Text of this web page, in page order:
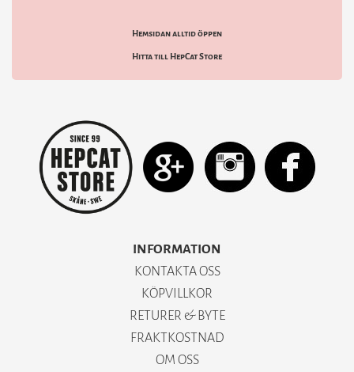
Hemsidan alltid öppen
Hitta till HepCat Store
INFORMATION
KONTAKTA OSS
KÖPVILLKOR
RETURER & BYTE
FRAKTKOSTNAD
OM OSS